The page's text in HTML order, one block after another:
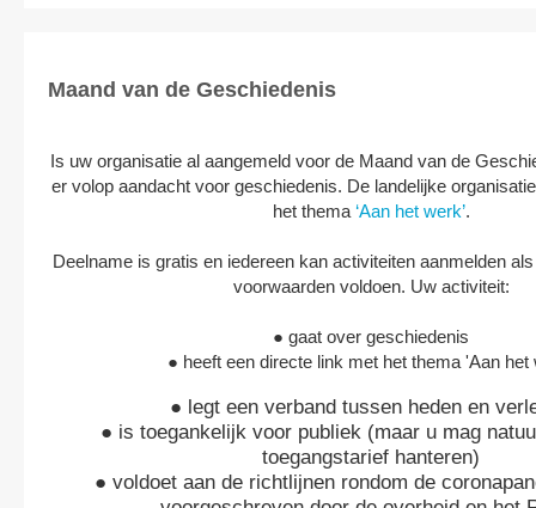
Maand van de Geschiedenis
Is uw organisatie al aangemeld voor de Maand van de
er volop aandacht voor geschiedenis. De landelijke
het thema ‘Aan het werk’.
Deelname is gratis en iedereen kan activiteiten aanmelden
voorwaarden voldoen. Uw activiteit:
● gaat over geschiedenis
● heeft een directe link met het thema 'Aan het
● legt een verband tussen heden en
● is toegankelijk voor publiek (maar u mag
toegangstarief hanteren)
● voldoet aan de richtlijnen rondom de